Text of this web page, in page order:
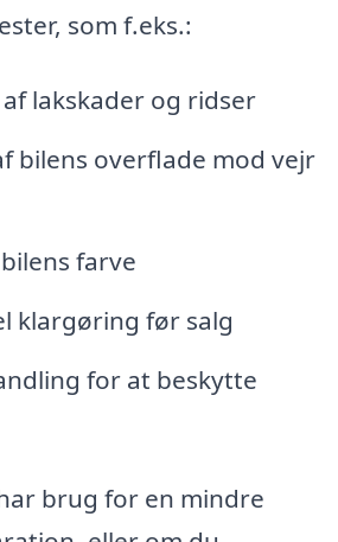
som f.eks.:
lakskader og ridser
bilens overflade mod vejr
farve
klargøring før salg
for at beskytte
brug for en mindre